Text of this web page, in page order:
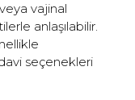
vajinal
anlaşılabilir.
seçenekleri